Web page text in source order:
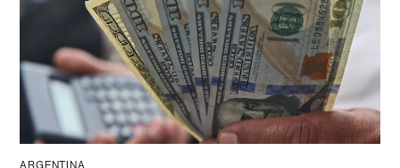
ARGENTINA